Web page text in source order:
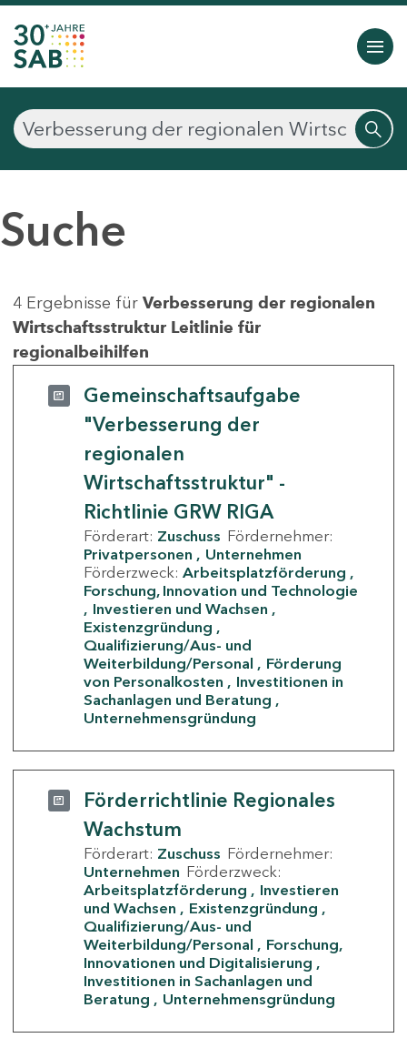
Suche
4 Ergebnisse für Verbesserung der regionalen
Wirtschaftsstruktur Leitlinie für
regionalbeihilfen
Gemeinschaftsaufgabe
"Verbesserung der
regionalen
Wirtschaftsstruktur" -
Richtlinie GRW RIGA
Förderart: Zuschuss Fördernehmer:
Privatpersonen
Unternehmen
Förderzweck: Arbeitsplatzförderung
Forschung, Innovation und Technologie
Investieren und Wachsen
Existenzgründung
Qualifizierung/Aus- und
Weiterbildung/Personal
Förderung
von Personalkosten
Investitionen in
Sachanlagen und Beratung
Unternehmensgründung
Förderrichtlinie Regionales
Wachstum
Förderart: Zuschuss Fördernehmer:
Unternehmen Förderzweck:
Arbeitsplatzförderung
Investieren
und Wachsen
Existenzgründung
Qualifizierung/Aus- und
Weiterbildung/Personal
Forschung,
Innovationen und Digitalisierung
Investitionen in Sachanlagen und
Beratung
Unternehmensgründung